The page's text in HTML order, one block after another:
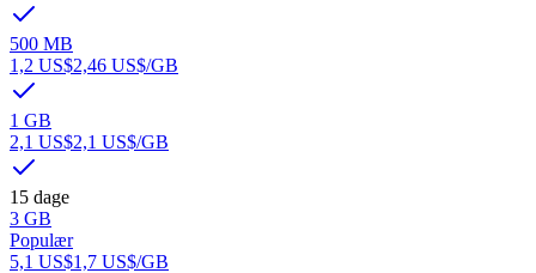
500 MB
1,2 US$2,46 US$/GB
1 GB
2,1 US$2,1 US$/GB
15 dage
3 GB
Populær
5,1 US$1,7 US$/GB